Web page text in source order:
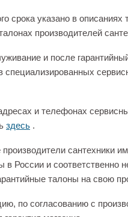
срока указано в описаниях
производителей
и после
специализированных
и телефонах
здесь .
сантехники
в России и соответственно
талоны на свою
по согласованию с